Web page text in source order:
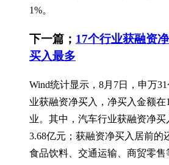
1%。
下一篇； 17个行业获融资
买入最多
Wind统计显示，8月7日，申万
业获融资净买入，净买入金额
业。其中，汽车行业获融资净
3.68亿元；获融资净买入居前的
食品饮料、交通运输、商贸零